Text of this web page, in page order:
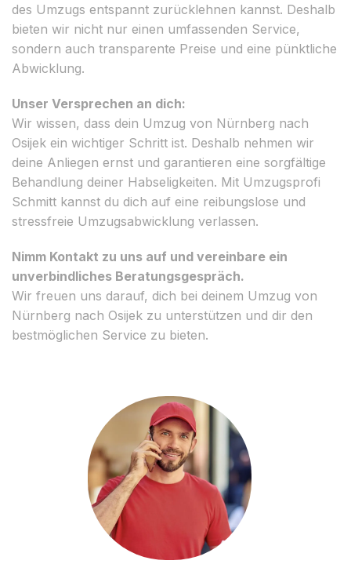
des Umzugs entspannt zurücklehnen kannst. Deshalb
bieten wir nicht nur einen umfassenden Service,
sondern auch transparente Preise und eine pünktliche
Abwicklung.
Unser Versprechen an dich:
Wir wissen, dass dein Umzug von Nürnberg nach
Osijek ein wichtiger Schritt ist. Deshalb nehmen wir
deine Anliegen ernst und garantieren eine sorgfältige
Behandlung deiner Habseligkeiten. Mit Umzugsprofi
Schmitt kannst du dich auf eine reibungslose und
stressfreie Umzugsabwicklung verlassen.
Nimm Kontakt zu uns auf und vereinbare ein
unverbindliches Beratungsgespräch.
Wir freuen uns darauf, dich bei deinem Umzug von
Nürnberg nach Osijek zu unterstützen und dir den
bestmöglichen Service zu bieten.